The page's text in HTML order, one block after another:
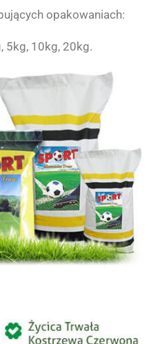
opakowaniach:
5kg, 10kg, 20kg.